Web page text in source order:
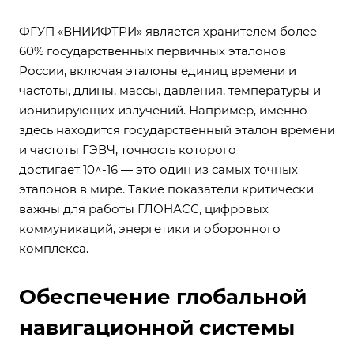
ФГУП «ВНИИФТРИ» является хранителем более
60% государственных первичных эталонов
России, включая эталоны единиц времени и
частоты, длины, массы, давления, температуры и
ионизирующих излучений. Например, именно
здесь находится государственный эталон времени
и частоты ГЭВЧ, точность которого
достигает 10^-16 — это один из самых точных
эталонов в мире. Такие показатели критически
важны для работы ГЛОНАСС, цифровых
коммуникаций, энергетики и оборонного
комплекса.
Обеспечение глобальной
навигационной системы